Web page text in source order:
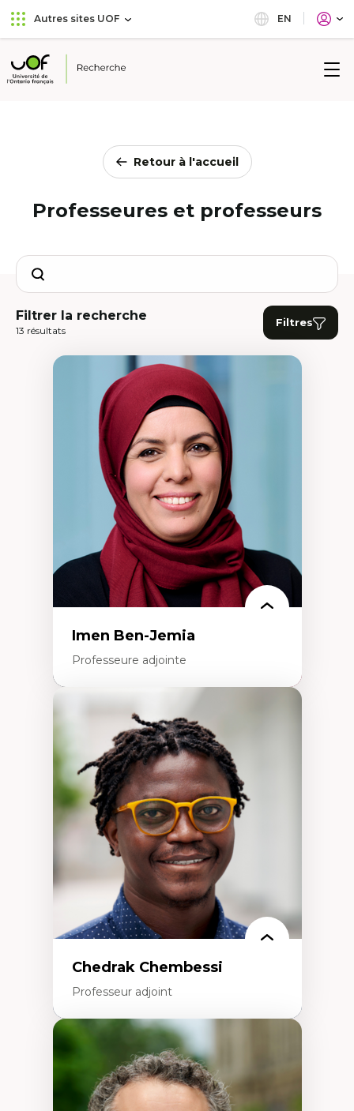
Aller
au
principal
Passer
au
Autres sites UOF EN
Université
Retour à l'accueil
Professeures et professeurs
Search
Filtrer la recherche
13 résultats
Filtres
Imen Ben-Jemia
Professeure adjointe
Expertises
Discours sur la ville et représentations
Mosquées, formes et usages au Canada
Reconnaissance et représentations des
communautés immigrantes dans l'espace
urbain
Design architectural et urbain
Patrimoine et patrimonialisation
Études postcoloniales et décolonisation des
savoirs
Chedrak Chembessi
Professeur adjoint
Économie circulaire
Modèles d’affaires durables
Histoire des faits économiques
Gestion durable des ressources naturelles